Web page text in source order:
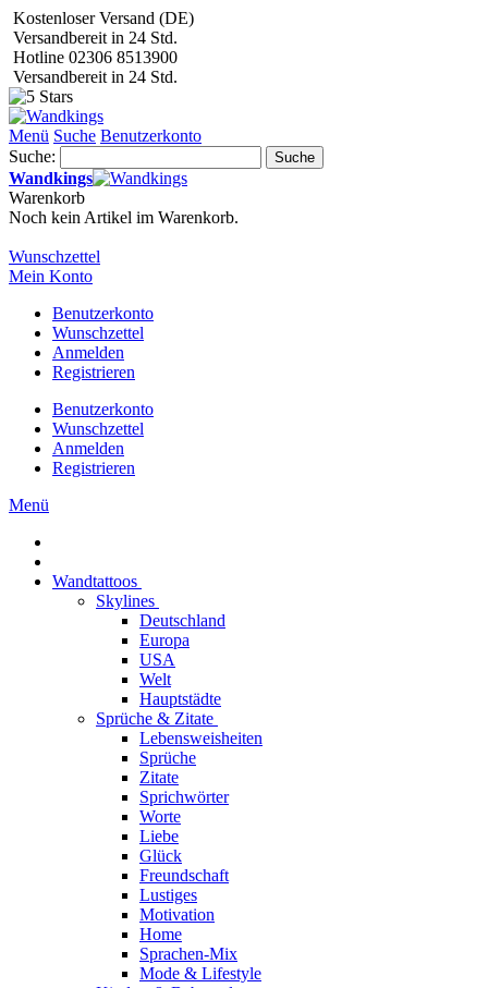
Kostenloser Versand (DE)
Versandbereit in 24 Std.
Hotline 02306 8513900
Versandbereit in 24 Std.
Menü Suche Benutzerkonto
Suche:
Suche
Wandkings
Warenkorb
Noch kein Artikel im Warenkorb.
Wunschzettel
Mein Konto
Benutzerkonto
Wunschzettel
Anmelden
Registrieren
Benutzerkonto
Wunschzettel
Anmelden
Registrieren
Menü
Wandtattoos
Skylines
Deutschland
Europa
USA
Welt
Hauptstädte
Sprüche & Zitate
Lebensweisheiten
Sprüche
Zitate
Sprichwörter
Worte
Liebe
Glück
Freundschaft
Lustiges
Motivation
Home
Sprachen-Mix
Mode & Lifestyle